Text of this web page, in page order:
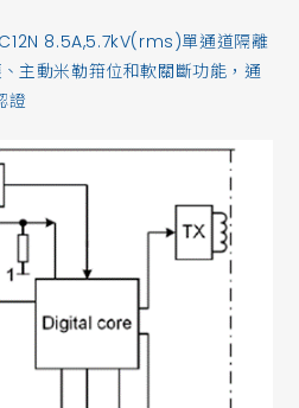
8.5A,5.7kV(rms)單通道隔離
主動米勒箝位和軟關斷功能，通
證